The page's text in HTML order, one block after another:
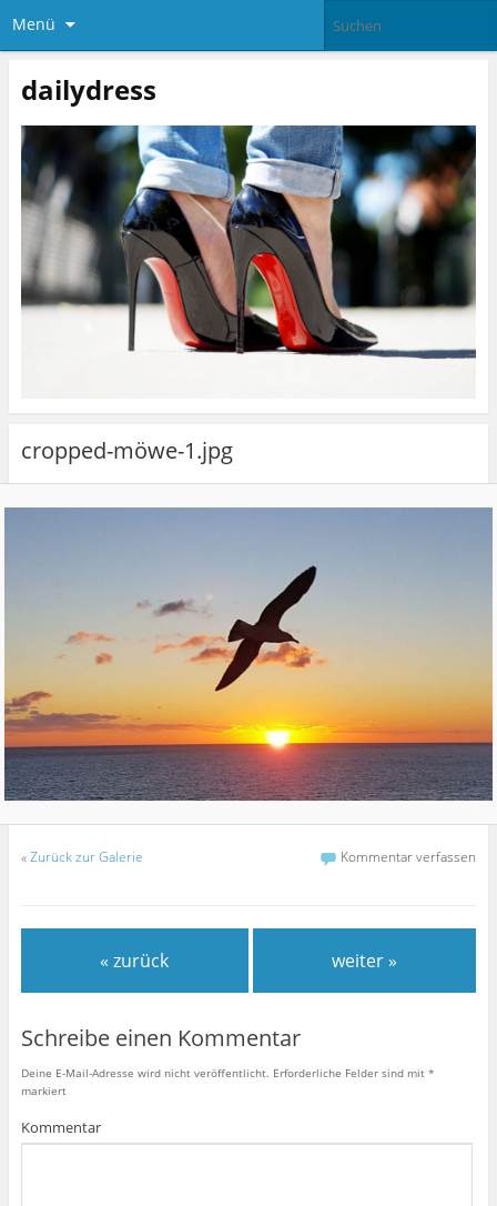
Menü
dailydress
cropped-möwe-1.jpg
«Zurück zur Galerie Kommentar verfassen
« zurück weiter »
Schreibe einen Kommentar
Deine E-Mail-Adresse wird nicht veröffentlicht. Erforderliche Felder sind mit *
markiert
Kommentar